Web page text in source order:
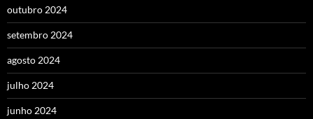
outubro 2024
setembro 2024
agosto 2024
julho 2024
junho 2024